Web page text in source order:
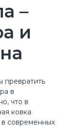
–
и
превратить
в
что в
ковка
в современных